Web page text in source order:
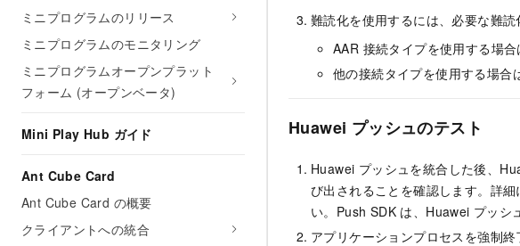
ミニプログラムのリリース
ミニプログラムのモニタリング
ミニプログラムオープンプラット
フォーム (オープンベータ)
Mini Play Hub ガイド
Ant Cube Card
Ant Cube Card の概要
クライアントへの統合
難読化を使用するには、必要な難読
AAR 接続タイプを使用する場合
他の接続タイプを使用する場合
Huawei プッシュのテスト
Huawei プッシュを統合した後、
び出されることを確認します。詳
い。Push SDK は、Huawei プッシ
アプリケーションプロセスを強制